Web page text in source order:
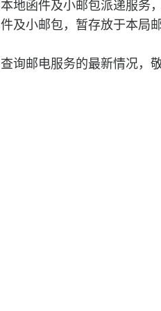
本地函件及小邮包派递服务
件及小邮包，暂存放于本局
查询邮电服务的最新情况，